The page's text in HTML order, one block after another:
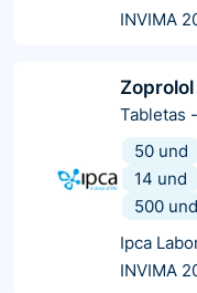
INVIMA
Zoprolol
Tabletas -
50 und
14 und
500 und
Ipca
INVIMA